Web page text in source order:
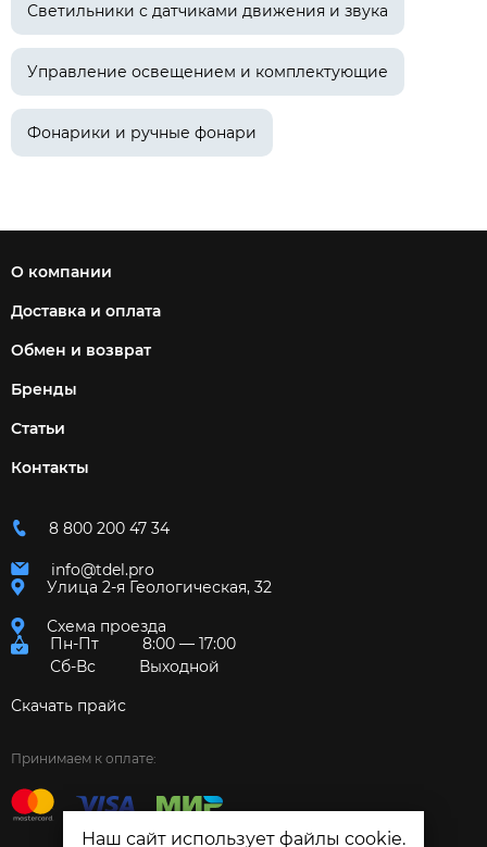
Наш сайт использует файлы cookie.
Светильники с датчиками движения и звука
Управление освещением и комплектующие
Фонарики и ручные фонари
О компании
Доставка и оплата
Обмен и возврат
Бренды
Статьи
Контакты
8 800 200 47 34
info@tdel.pro
Улица 2-я Геологическая, 32
Схема проезда
Пн-Пт
8:00 — 17:00
Сб-Вс
Выходной
Скачать прайс
Принимаем к оплате: